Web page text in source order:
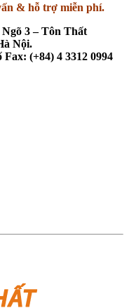
& hỗ trợ miễn phí.
3 – Tôn Thất
Nội.
(+84) 4 3312 0994